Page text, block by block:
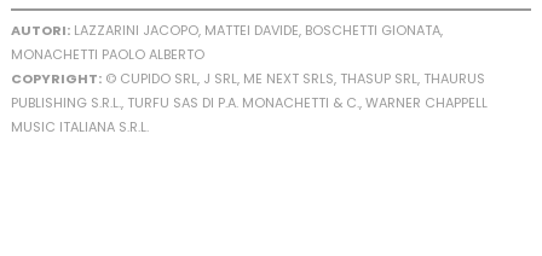
AUTORI:LAZZARINI JACOPO, MATTEI DAVIDE, BOSCHETTI GIONATA,
MONACHETTI PAOLO ALBERTO
COPYRIGHT:© CUPIDO SRL, J SRL, ME NEXT SRLS, THASUP SRL, THAURUS
PUBLISHING S.R.L., TURFU SAS DI P.A. MONACHETTI & C., WARNER CHAPPELL
MUSIC ITALIANA S.R.L.